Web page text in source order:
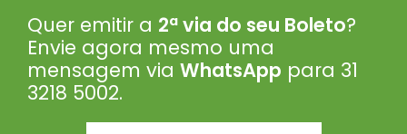
Quer emitir a 2ª via do seu Boleto?
Envie agora mesmo uma
mensagem via WhatsApp para 31
3218 5002.